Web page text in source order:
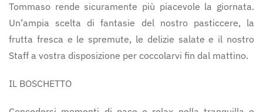
Tommaso rende sicuramente più piacevole la giornata.
Un’ampia scelta di fantasie del nostro pasticcere, la
frutta fresca e le spremute, le delizie salate e il nostro
Staff a vostra disposizione per coccolarvi fin dal mattino.
IL BOSCHETTO